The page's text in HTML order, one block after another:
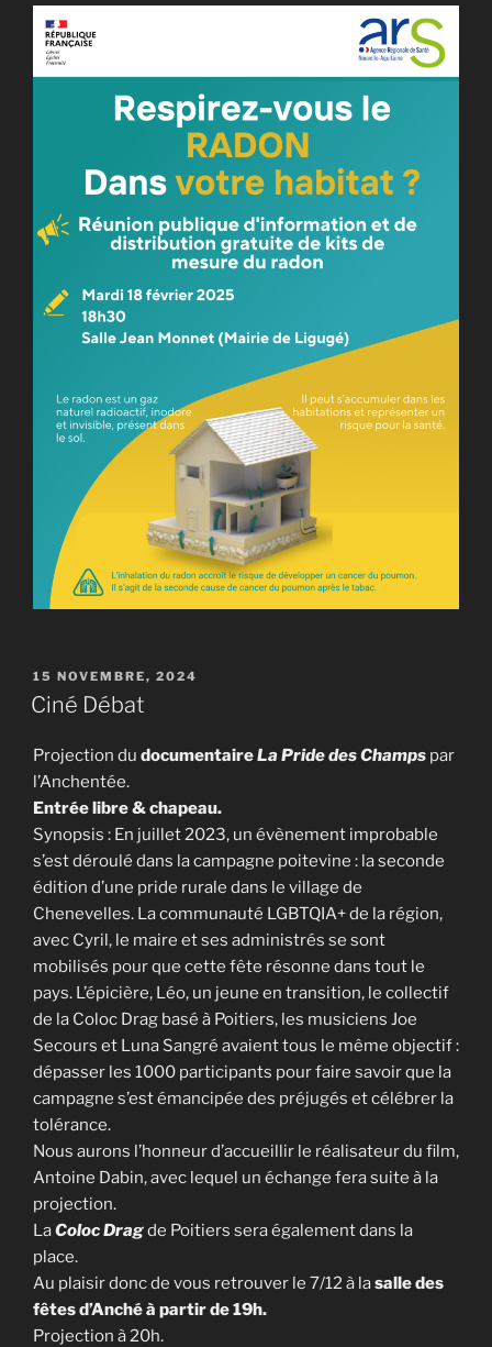
PUBLIÉ
LE
15 NOVEMBRE, 2024
Ciné Débat
Projection du documentaireLa Pride des Champs par
l’Anchentée.
Entrée libre & chapeau.
Synopsis : En juillet 2023, un évènement improbable
s’est déroulé dans la campagne poitevine : la seconde
édition d’une pride rurale dans le village de
Chenevelles. La communauté LGBTQIA+ de la région,
avec Cyril, le maire et ses administrés se sont
mobilisés pour que cette fête résonne dans tout le
pays. L’épicière, Léo, un jeune en transition, le collectif
de la Coloc Drag basé à Poitiers, les musiciens Joe
Secours et Luna Sangré avaient tous le même objectif :
dépasser les 1000 participants pour faire savoir que la
campagne s’est émancipée des préjugés et célébrer la
tolérance.
Nous aurons l’honneur d’accueillir le réalisateur du film,
Antoine Dabin, avec lequel un échange fera suite à la
projection.
LaColoc Dragde Poitiers sera également dans la
place.
Au plaisir donc de vous retrouver le 7/12 à lasalle des
fêtes d’Anchéà partir de 19h.
Projection à 20h.